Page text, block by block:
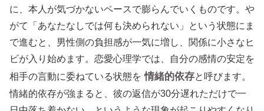
に、本人が気づかないペースで膨らんでいくものです。や
がて「あなたなしでは何も決められない」という状態にま
で進むと、男性側の負担感が一気に増し、関係に小さなヒ
ビが入り始めます。恋愛心理学では、自分の感情の安定を
相手の言動に委ねている状態を 情緒的依存と呼びます。
情緒的依存が強まると、彼の返信が30分遅れただけで一